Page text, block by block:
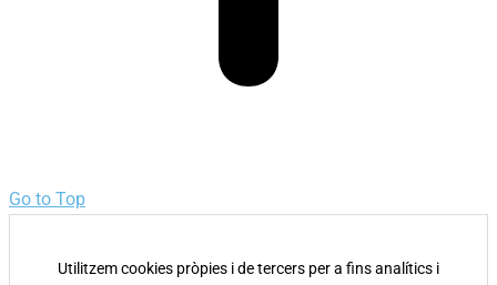
Go to Top
Utilitzem cookies pròpies i de tercers per a fins analítics i